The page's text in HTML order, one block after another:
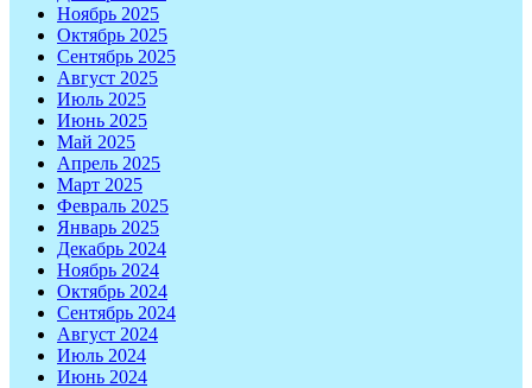
Ноябрь 2025
Октябрь 2025
Сентябрь 2025
Август 2025
Июль 2025
Июнь 2025
Май 2025
Апрель 2025
Март 2025
Февраль 2025
Январь 2025
Декабрь 2024
Ноябрь 2024
Октябрь 2024
Сентябрь 2024
Август 2024
Июль 2024
Июнь 2024